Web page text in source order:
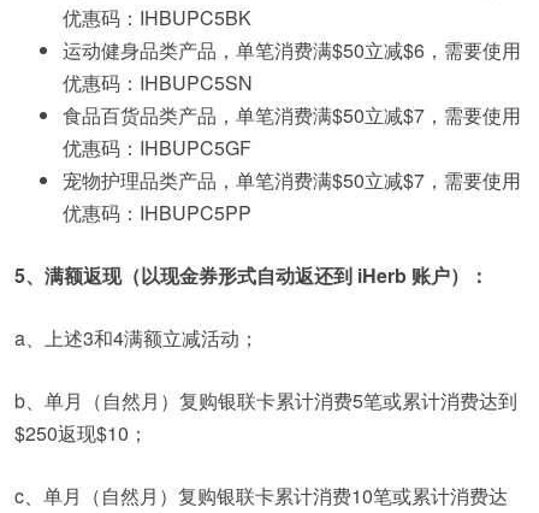
优惠码： IHBUPC5BK
运动健身品类产品，单笔消费满$50立减$6，需要使用
优惠码： IHBUPC5SN
食品百货品类产品，单笔消费满$50立减$7，需要使用
优惠码： IHBUPC5GF
宠物护理品类产品，单笔消费满$50立减$7，需要使用
优惠码： IHBUPC5PP
5、满额返现（以现金券形式自动返还到 iHerb 账户）：
a、上述3和4满额立减活动；
b、单月（自然月）复购银联卡累计消费5笔或累计消费达到
$250返现$10；
c、单月（自然月）复购银联卡累计消费10笔或累计消费达